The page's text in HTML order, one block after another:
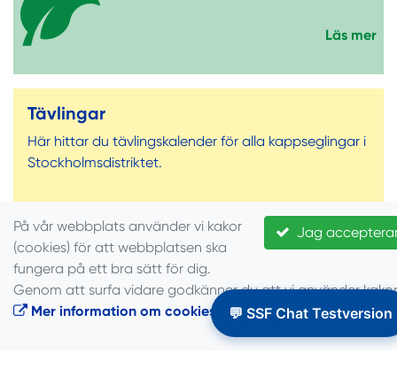
Läs mer
Tävlingar
Här hittar du tävlingskalender för alla kappseglingar i
Stockholmsdistriktet.
💬 SSF Chat Testversion
Jag
På vår webbplats använder vi kakor
(cookies) för att webbplatsen ska
fungera på ett bra sätt för dig.
Genom att surfa vidare godkänner du att vi använder
Mer information om cookies